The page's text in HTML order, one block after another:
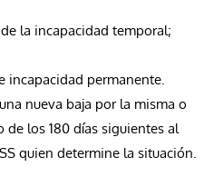
la incapacidad temporal;
incapacidad permanente.
nueva baja por la misma o
los 180 días siguientes al
quien determine la situación.